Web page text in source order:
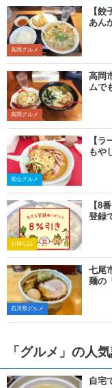
高岡グルメ
【
あん
高岡グルメ
高岡
ムで
富山グルメ
【
もや
お得な話
【8
登録
石川県グルメ
七尾
麺の
「グルメ」の人
自宅